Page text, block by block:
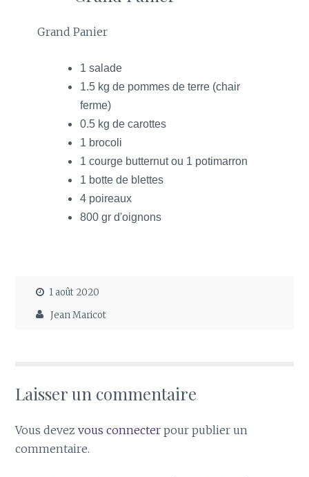
Grand Panier
1 salade
1.5 kg de pommes de terre (chair
ferme)
0.5 kg de carottes
1 brocoli
1 courge butternut ou 1 potimarron
1 botte de blettes
4 poireaux
800 gr d'oignons
1 août 2020
Jean Maricot
Laisser un commentaire
Vous devezvous connecter pour publier un
commentaire.